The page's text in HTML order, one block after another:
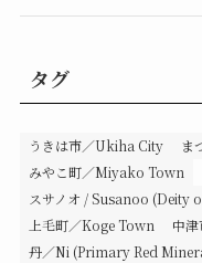
タグ
うきは市／Ukiha City
ま
みやこ町／Miyako Town
スサノオ / Susanoo (Deity
上毛町／Koge Town
中
丹／Ni (Primary Red